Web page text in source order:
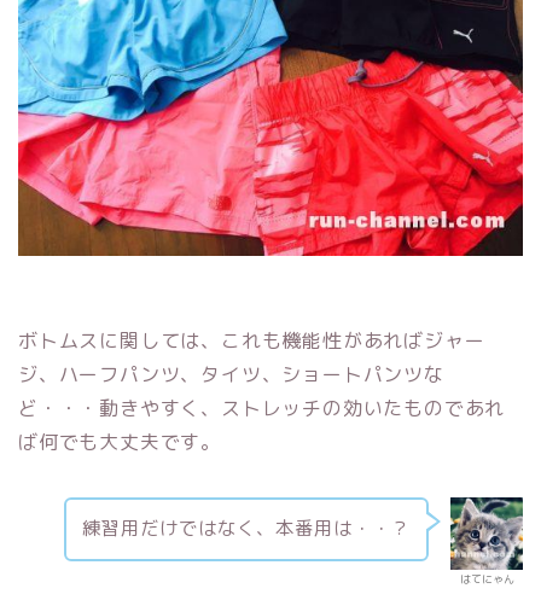
ボトムスに関しては、これも機能性があればジャー
ジ、ハーフパンツ、タイツ、ショートパンツな
ど・・・動きやすく、ストレッチの効いたものであれ
ば何でも大丈夫です。
はてにゃん
練習用だけではなく、本番用は・・？